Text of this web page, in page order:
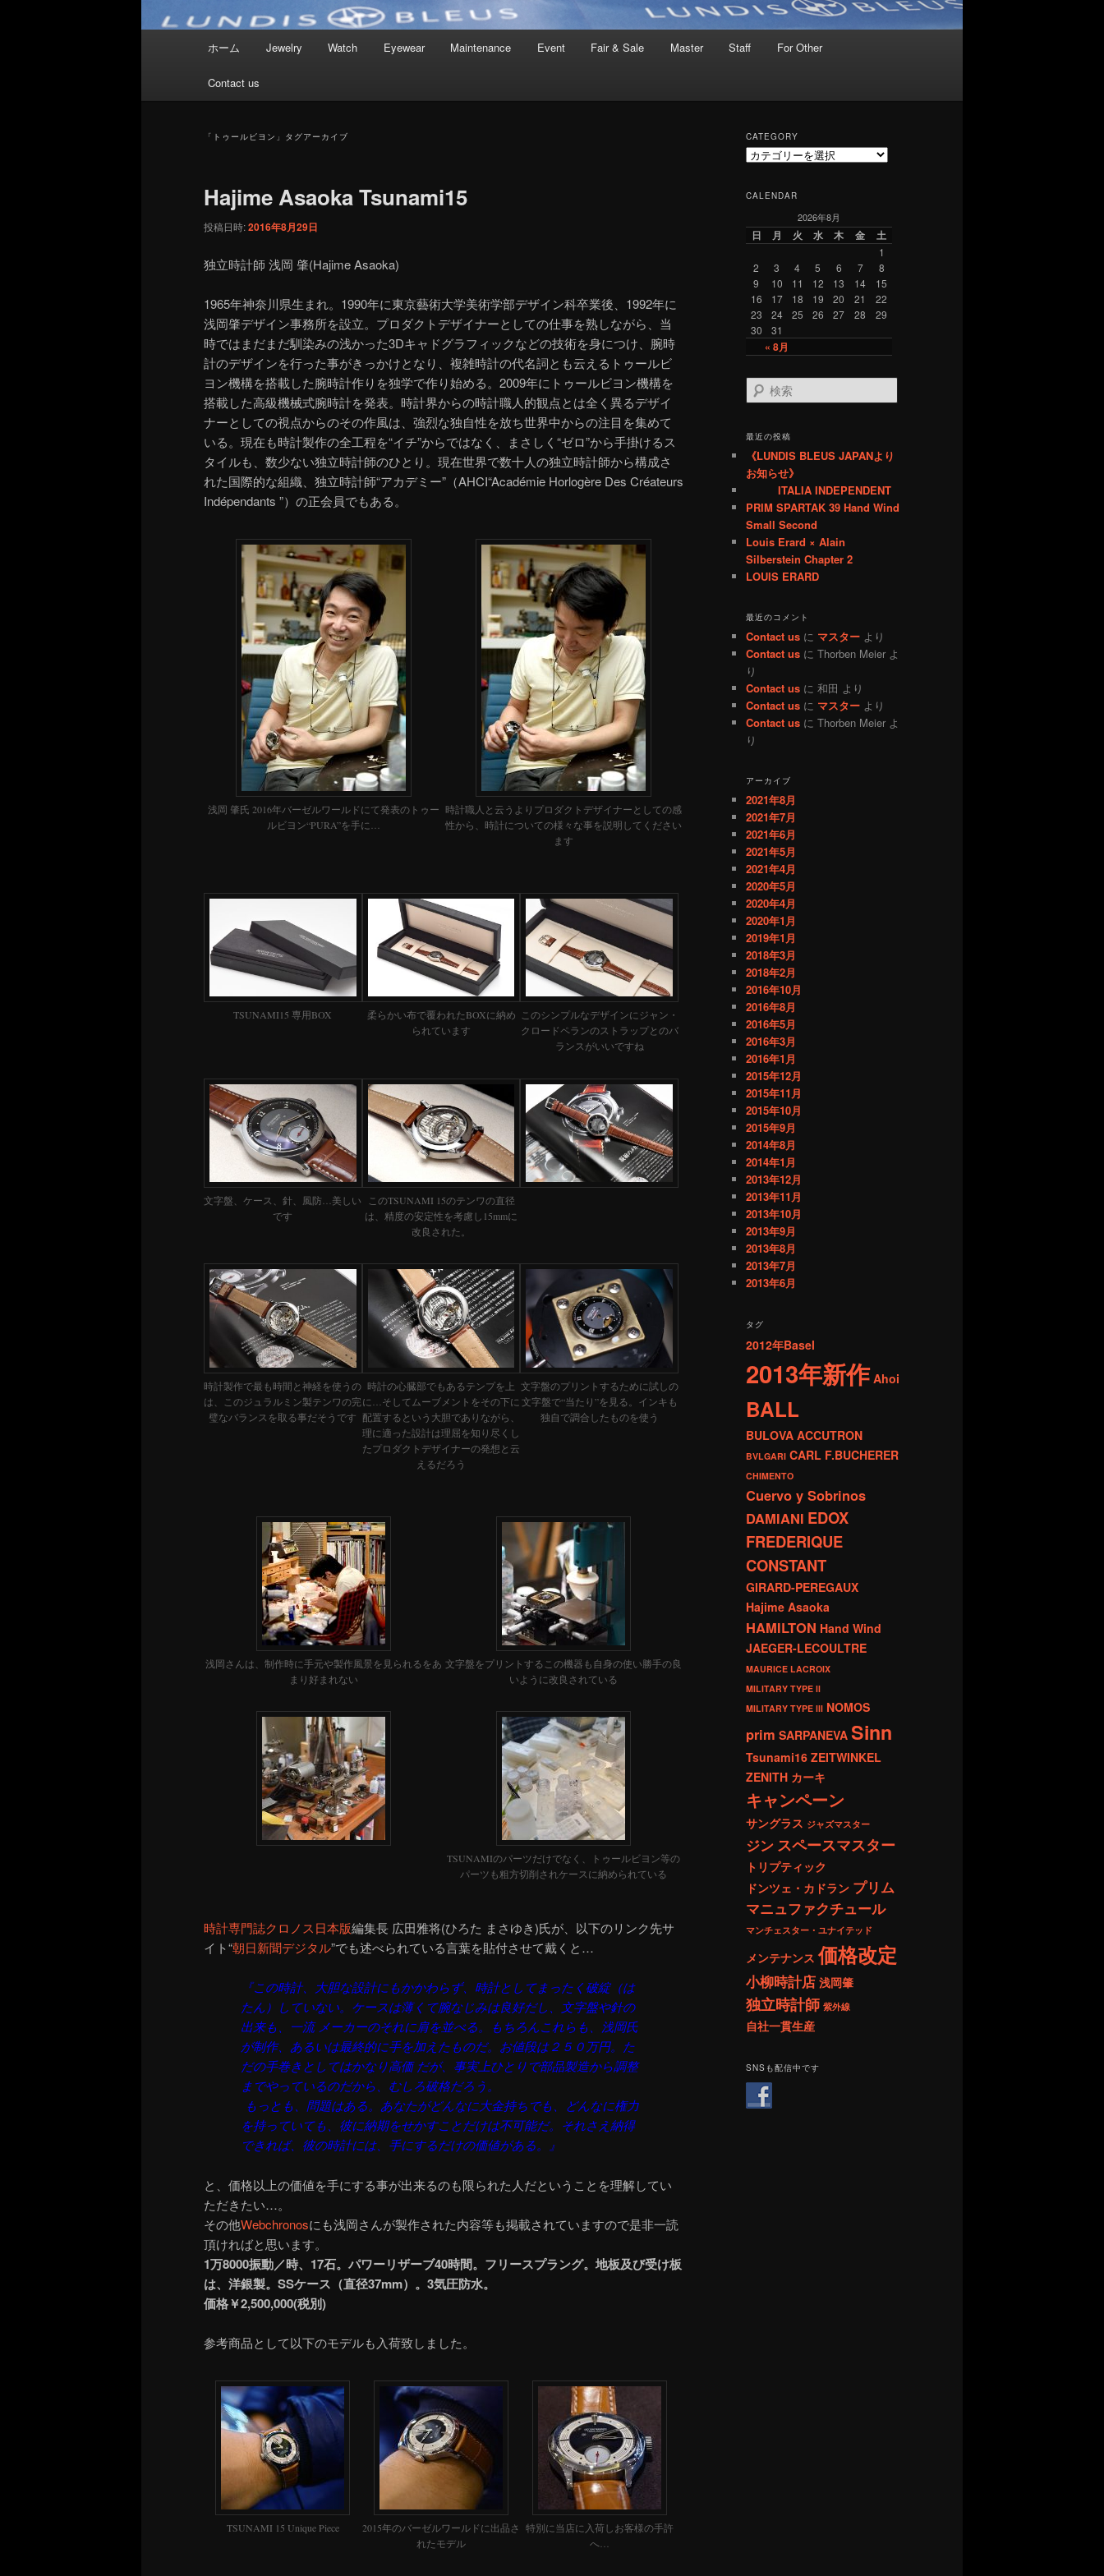
メ
ホーム Jewelry Watch Eyewear Maintenance Event Fair & Sale Master Staff For Other
Contact us
「 トゥールビヨン 」タグアーカイブ
Hajime Asaoka Tsunami15
投稿日時:2016年8月29日
独立時計師 浅岡 肇(Hajime Asaoka)
1965年神奈川県生まれ。1990年に東京藝術大学美術学部デザイン科卒業後、1992年に
浅岡肇デザイン事務所を設立。プロダクトデザイナーとしての仕事を熟しながら、当
時ではまだまだ馴染みの浅かった3Dキャドグラフィックなどの技術を身につけ、腕時
計のデザインを行った事がきっかけとなり、複雑時計の代名詞とも云えるトゥールビ
ヨン機構を搭載した腕時計作りを独学で作り始める。2009年にトゥールビヨン機構を
搭載した高級機械式腕時計を発表。時計界からの時計職人的観点とは全く異るデザイ
ナーとしての視点からのその作風は、強烈な独自性を放ち世界中からの注目を集めて
いる。現在も時計製作の全工程を“イチ”からではなく、まさしく“ゼロ”から手掛けるス
タイルも、数少ない独立時計師のひとり。現在世界で数十人の独立時計師から構成さ
れた国際的な組織、独立時計師“アカデミー”（AHCI“Académie Horlogère Des Créateurs
Indépendants ”）の正会員でもある。
浅岡 肇氏 2016年バーゼルワールドにて発表のトゥー
ルビヨン“PURA”を手に…
時計職人と云うよりプロダクトデザイナーとしての感
性から、時計についての様々な事を説明してください
ます
TSUNAMI15 専用BOX
柔らかい布で覆われたBOXに納め
られています
このシンプルなデザインにジャン・
クロードペランのストラップとのバ
ランスがいいですね
文字盤、ケース、針、風防…美しい
です
このTSUNAMI 15のテンワの直径
は、精度の安定性を考慮し15mmに
改良された。
時計製作で最も時間と神経を使うの
は、このジュラルミン製テンワの完
璧なバランスを取る事だそうです
時計の心臓部でもあるテンプを上
に…そしてムーブメントをその下に
配置するという大胆でありながら、
理に適った設計は理屈を知り尽くし
たプロダクトデザイナーの発想と云
えるだろう
文字盤のプリントするために試しの
文字盤で“当たり”を見る。インキも
独自で調合したものを使う
浅岡さんは、制作時に手元や製作風景を見られるをあ
まり好まれない
文字盤をプリントするこの機器も自身の使い勝手の良
いように改良されている
TSUNAMIのパーツだけでなく、トゥールビヨン等の
パーツも粗方切削されケースに納められている
時計専門誌クロノス日本版編集長 広田雅将(ひろた まさゆき)氏が、以下のリンク先サ
イト“朝日新聞デジタル”でも述べられている言葉を貼付させて戴くと…
『この時計、大胆な設計にもかかわらず、時計としてまったく破綻（は
たん）していない。ケースは薄くて腕なじみは良好だし、文字盤や針の
出来も、一流 メーカーのそれに肩を並べる。もちろんこれらも、浅岡氏
が制作、あるいは最終的に手を加えたものだ。お値段は２５０万円。た
だの手巻きとしてはかなり高価 だが、事実上ひとりで部品製造から調整
までやっているのだから、むしろ破格だろう。
もっとも、問題はある。あなたがどんなに大金持ちでも、どんなに権力
を持っていても、彼に納期をせかすことだけは不可能だ。それさえ納得
できれば、彼の時計には、手にするだけの価値がある。』
と、価格以上の価値を手にする事が出来るのも限られた人だということを理解してい
ただきたい…。
その他Webchronosにも浅岡さんが製作された内容等も掲載されていますので是非一読
頂ければと思います。
1万8000振動／時、17石。パワーリザーブ40時間。フリースプラング。地板及び受け板
は、洋銀製。SSケース（直径37mm）。3気圧防水。
価格￥2,500,000(税別)
参考商品として以下のモデルも入荷致しました。
TSUNAMI 15 Unique Piece
2015年のバーゼルワールドに出品さ
れたモデル
特別に当店に入荷しお客様の手許
へ…
CATEGORY
C
e
r
CALENDAR
2026年8月
日 月 火 水 木 金 土
« 8月
1
2
3 4 5 6 7
8
9
10 11 12 13 14
15
16
17 18 19 20 21
22
23
24 25 26 27 28
29
30
31
検
索
最近の投稿
《LUNDIS BLEUS JAPANより
お知らせ》
ITALIA INDEPENDENT
PRIM SPARTAK 39 Hand Wind
Small Second
Louis Erard × Alain
Silberstein Chapter 2
LOUIS ERARD
最近のコメント
Contact us に マスター より
Contact us に Thorben Meier よ
り
Contact us に 和田 より
Contact us に マスター より
Contact us に Thorben Meier よ
り
アーカイブ
2021年8月
2021年7月
2021年6月
2021年5月
2021年4月
2020年5月
2020年4月
2020年1月
2019年1月
2018年3月
2018年2月
2016年10月
2016年8月
2016年5月
2016年3月
2016年1月
2015年12月
2015年11月
2015年10月
2015年9月
2014年8月
2014年1月
2013年12月
2013年11月
2013年10月
2013年9月
2013年8月
2013年7月
2013年6月
タグ
2012年Basel
2013年新作 Ahoi
BALL
BULOVA ACCUTRON
BVLGARI CARL F.BUCHERER
CHIMENTO
Cuervo y Sobrinos
DAMIANI EDOX
FREDERIQUE
CONSTANT
GIRARD-PEREGAUX
Hajime Asaoka
HAMILTON Hand Wind
JAEGER-LECOULTRE
MAURICE LACROIX
MILITARY TYPE ll
MILITARY TYPE lll NOMOS
prim SARPANEVA Sinn
Tsunami16 ZEITWINKEL
ZENITH カーキ
キャンペーン
サングラス ジャズマスター
ジン スペースマスター
トリプティック
ドンツェ・カドラン プリム
マニュファクチュール
マンチェスター・ユナイテッド
メンテナンス 価格改定
小柳時計店 浅岡肇
独立時計師 紫外線
自社一貫生産
SNSも配信中です